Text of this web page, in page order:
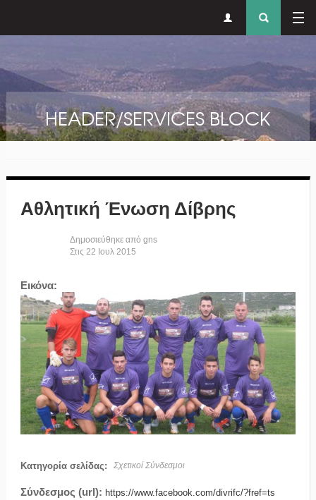
μενού
HEADER/SERVICES BLOCK
Αθλητική Ένωση Δίβρης
Δημοσιεύθηκε από gns
Στις 22 Ιουλ 2015
Εικόνα:
Κατηγορία σελίδας: Σχετικοί Σύνδεσμοι
Σύνδεσμος (url): https://www.facebook.com/divrifc/?fref=ts